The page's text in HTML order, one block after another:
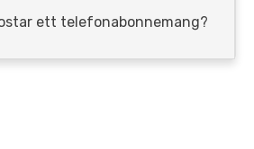
ett telefonabonnemang?